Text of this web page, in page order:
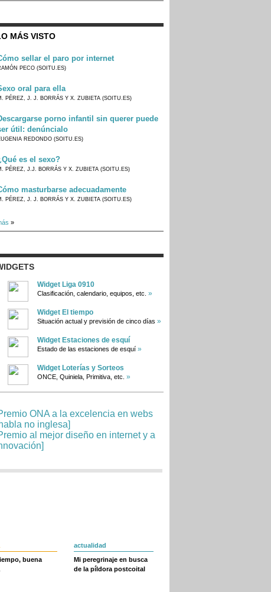
MÁS VISTO
sellar el paro por internet
PECO (SOITU.ES)
oral para ella
PÉREZ, J. J. BORRÁS Y X. ZUBIETA (SOITU.ES)
porno infantil sin querer puede
útil: denúncialo
REDONDO (SOITU.ES)
es el sexo?
PÉREZ, J.J. BORRÁS Y X. ZUBIETA (SOITU.ES)
masturbarse adecuadamente
PÉREZ, J. J. BORRÁS Y X. ZUBIETA (SOITU.ES)
»
Widget Liga 0910
Clasificación, calendario, equipos, etc. »
Widget El tiempo
Situación actual y previsión de cinco días »
Widget Estaciones de esquí
Estado de las estaciones de esquí »
Widget Loterías y Sorteos
ONCE, Quiniela, Primitiva, etc. »
buena
actualidad
Mi peregrinaje en busca
de la píldora postcoital